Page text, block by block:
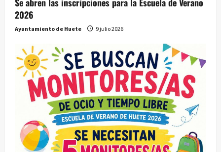
Se abren las inscripciones para la Escuela de Verano
2026
Ayuntamiento de Huete 9 julio 2026